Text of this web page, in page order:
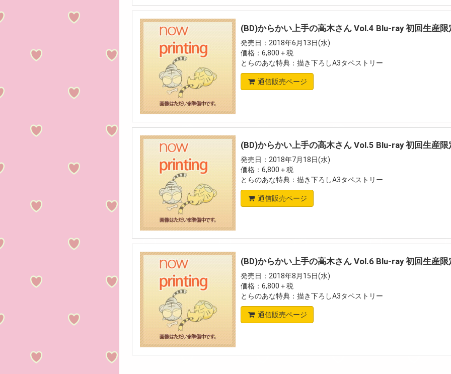
(BD)からかい上手の高木さん Vol.4 Blu-ray 初回生産限
発売日：2018年6月13日(水)
価格：6,800＋税
とらのあな特典：描き下ろしA3タペストリー
通信販売ページ
(BD)からかい上手の高木さん Vol.5 Blu-ray 初回生産限
発売日：2018年7月18日(水)
価格：6,800＋税
とらのあな特典：描き下ろしA3タペストリー
通信販売ページ
(BD)からかい上手の高木さん Vol.6 Blu-ray 初回生産限
発売日：2018年8月15日(水)
価格：6,800＋税
とらのあな特典：描き下ろしA3タペストリー
通信販売ページ